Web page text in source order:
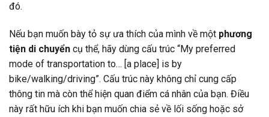
đó.
Nếu bạn muốn bày tỏ sự ưa thích của mình về một phương
tiện di chuyển cụ thể, hãy dùng cấu trúc “My preferred
mode of transportation to… [a place] is by
bike/walking/driving”. Cấu trúc này không chỉ cung cấp
thông tin mà còn thể hiện quan điểm cá nhân của bạn. Điều
này rất hữu ích khi bạn muốn chia sẻ về lối sống hoặc sở